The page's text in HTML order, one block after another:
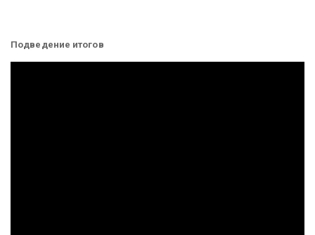
Подведение итогов